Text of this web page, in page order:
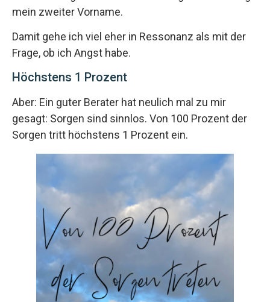
mein zweiter Vorname.
Damit gehe ich viel eher in Ressonanz als mit der
Frage, ob ich Angst habe.
Höchstens 1 Prozent
Aber: Ein guter Berater hat neulich mal zu mir
gesagt: Sorgen sind sinnlos. Von 100 Prozent der
Sorgen tritt höchstens 1 Prozent ein.